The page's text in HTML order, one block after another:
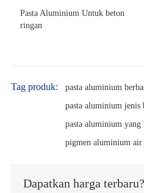
Pasta Aluminium Untuk beton
ringan
Tag produk:
pasta aluminium
pasta aluminium jenis
pasta aluminium yang
pigmen aluminium air
Dapatkan harga